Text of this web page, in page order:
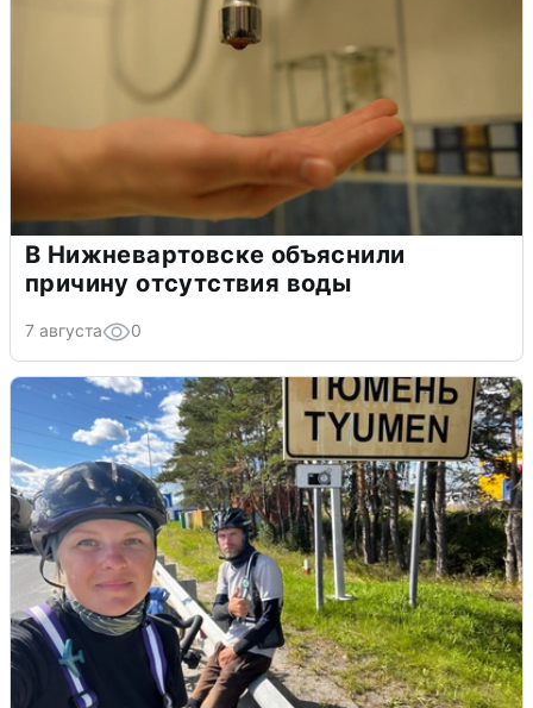
В Нижневартовске объяснили
причину отсутствия воды
7 августа 0